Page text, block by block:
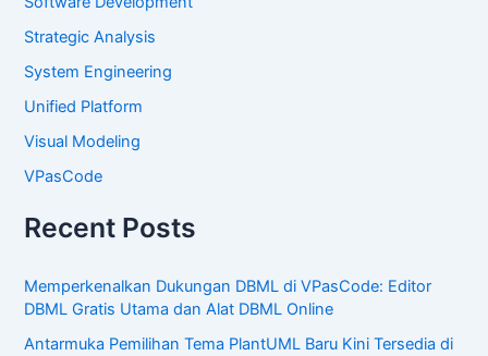
Strategic Analysis
System Engineering
Unified Platform
Visual Modeling
VPasCode
Recent Posts
Memperkenalkan Dukungan DBML di VPasCode: Editor
DBML Gratis Utama dan Alat DBML Online
Antarmuka Pemilihan Tema PlantUML Baru Kini Tersedia di